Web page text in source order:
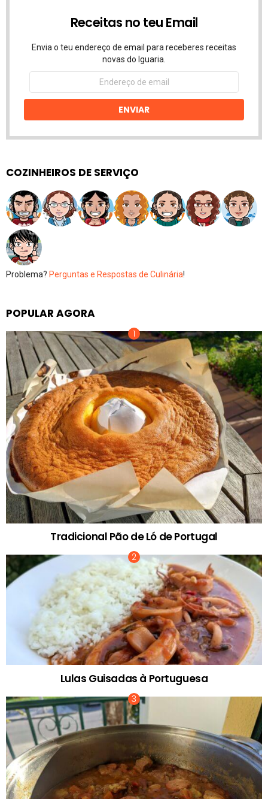
Receitas no teu Email
Envia o teu endereço de email para receberes receitas
novas do Iguaria.
Endereço
email
ENVIAR
COZINHEIROS DE SERVIÇO
Problema? Perguntas e Respostas de Culinária!
POPULAR AGORA
Tradicional Pão de Ló de Portugal
Lulas Guisadas à Portuguesa